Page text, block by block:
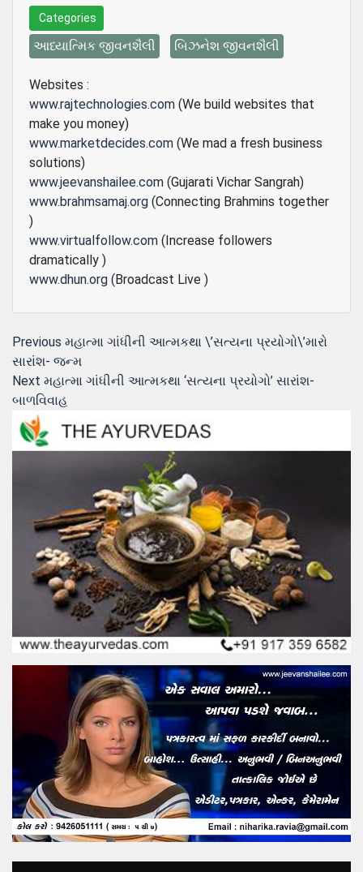
Categories
આધ્યાત્મિક જીવનશૈલી બિઝનેશ જીવનશૈલી
Websites :
www.rajtechnologies.com (We build websites that
make you money)
www.marketdecides.com (We mad a fresh business
solutions)
www.jeevanshailee.com (Gujarati Vichar Sangrah)
www.brahmsamaj.org (Connecting Brahmins together
)
www.virtualfollow.com (Increase followers
dramatically )
www.dhun.org (Broadcast Live )
Post
navigation
Previous Previous
post:
મહાત્મા ગાંધીની આત્મકથા \’સત્યના પ્રયોગો\’મારો
સારાંશ- જન્મ
Next Next
post:
મહાત્મા ગાંધીની આત્મકથા ‘સત્યના પ્રયોગો’ સારાંશ-
બાળવિવાહ